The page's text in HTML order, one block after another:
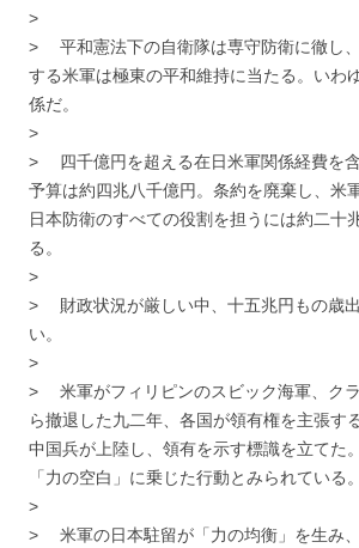
>
> 平和憲法下の自衛隊は専守防衛に徹し
する米軍は極東の平和維持に当たる。いわ
係だ。
>
> 四千億円を超える在日米軍関係経費を
予算は約四兆八千億円。条約を廃棄し、米
日本防衛のすべての役割を担うには約二十
る。
>
> 財政状況が厳しい中、十五兆円もの歳
い。
>
> 米軍がフィリピンのスビック海軍、ク
ら撤退した九二年、各国が領有権を主張す
中国兵が上陸し、領有を示す標識を立てた
「力の空白」に乗じた行動とみられている。
>
> 米軍の日本駐留が「力の均衡」を生み